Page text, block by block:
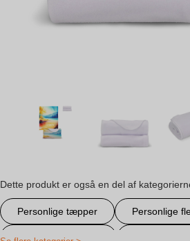
Dette produkt er også en del af
Personlige tæpper Personlige
Sundhedssektoren